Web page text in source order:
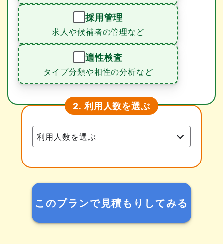
採用管理
求人や候補者の管理など
適性検査
タイプ分類や相性の分析など
2. 利用人数を選ぶ
このプランで見積もりしてみる